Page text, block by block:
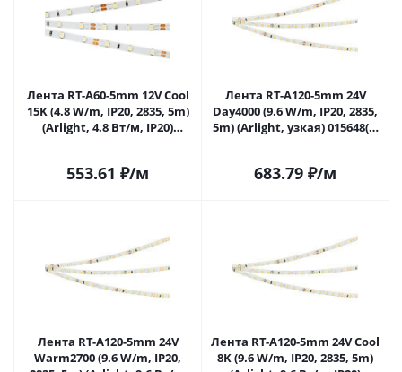
Лента RT-A60-5mm 12V Cool
15K (4.8 W/m, IP20, 2835, 5m)
(Arlight, 4.8 Вт/м, IP20)
553.61 ₽/м
Лента RT-A120-5mm 24V
Day4000 (9.6 W/m, IP20, 2835,
5m) (Arlight, узкая) 015648(2)
683.79 ₽/м
Лента RT-A120-5mm 24V
Warm2700 (9.6 W/m, IP20,
Лента RT-A120-5mm 24V Cool
8K (9.6 W/m, IP20, 2835, 5m)